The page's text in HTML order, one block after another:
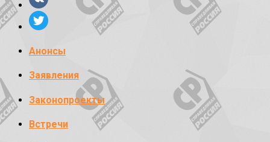
Анонсы
Заявления
Законопроекты
Встречи